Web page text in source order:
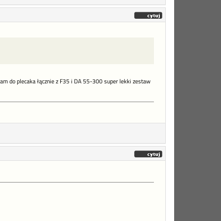
do plecaka łącznie z F35 i DA 55-300 super lekki zestaw